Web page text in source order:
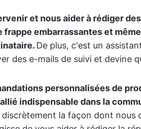
et nous aider à rédiger
frappe embarrassantes et
De plus, c'est un
des e-mails de suivi et devine
personnalisées de
indispensable dans la
la façon dont nous